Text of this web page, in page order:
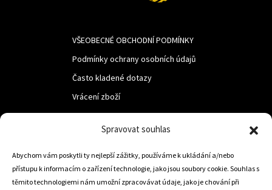
Spravovat souhlas
Abychom vám poskytli ty nejlepší zážitky, používáme k ukládání a/nebo
přístupu k informacím o zařízení technologie, jako jsou soubory cookie. Souhlas s
těmito technologiemi nám umožní zpracovávat údaje, jako je chování při
VŠEOBECNÉ OBCHODNÍ PODMÍNKY
Podmínky ochrany osobních údajů
Často kladené dotazy
Vrácení zboží
LUF s.r.o.
Nám. M.R.Štefanika 518,
Trstená 02801